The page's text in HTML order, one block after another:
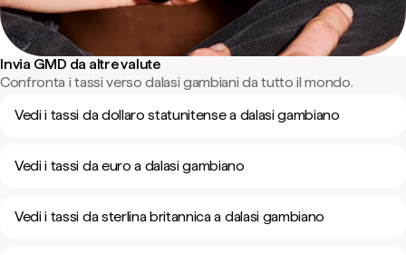
Invia GMD da altre valute
Confronta i tassi verso dalasi gambiani da tutto il mondo.
Vedi i tassi da dollaro statunitense a dalasi gambiano
Vedi i tassi da euro a dalasi gambiano
Vedi i tassi da sterlina britannica a dalasi gambiano